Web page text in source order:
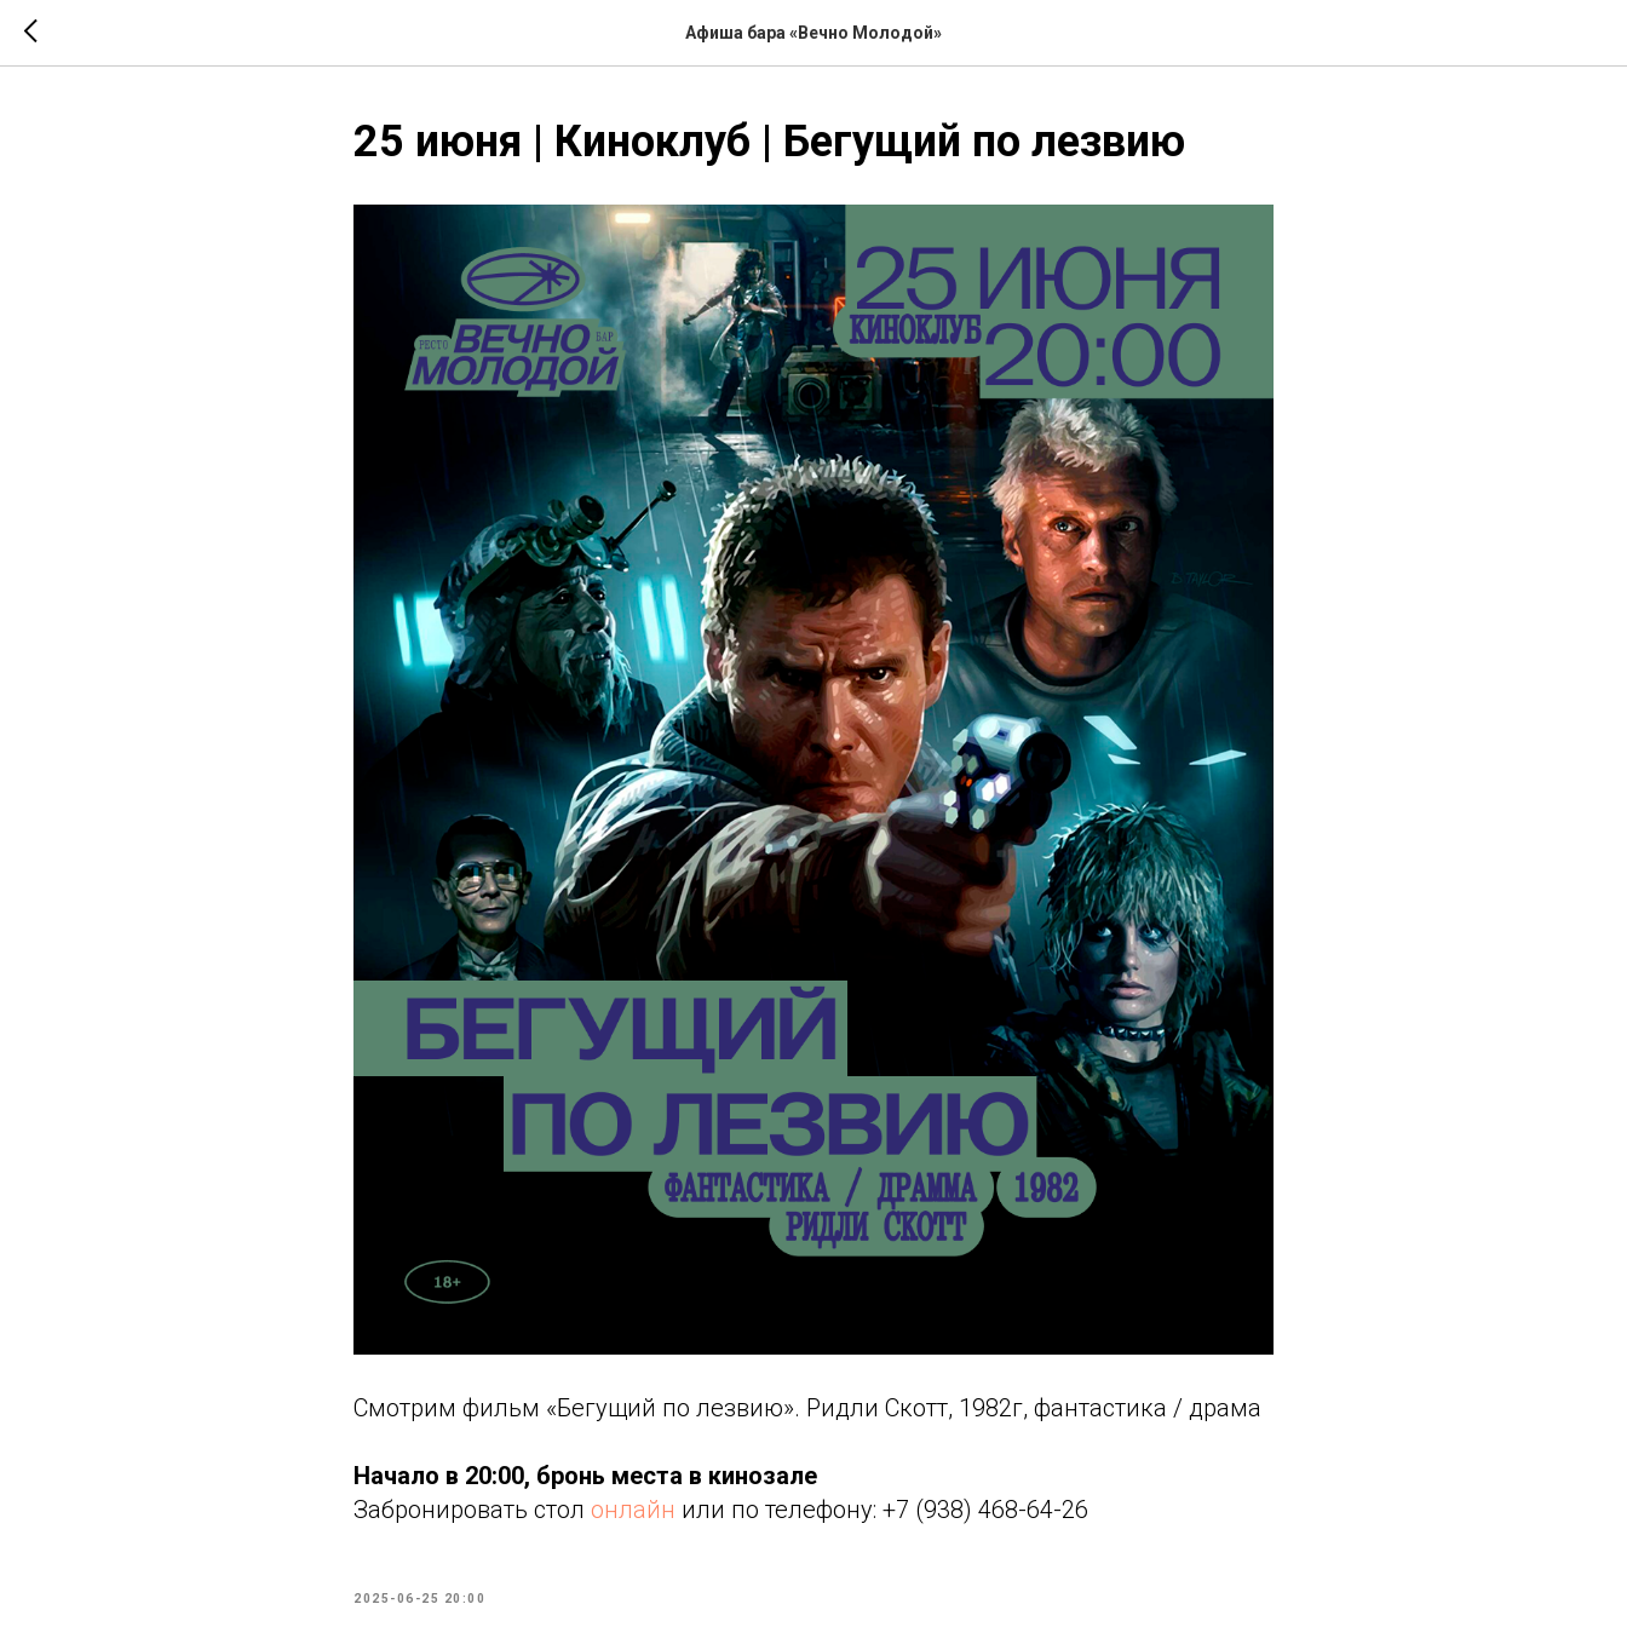
Афиша бара «Вечно Молодой»
25 июня | Киноклуб | Бегущий по лезвию
Смотрим фильм «Бегущий по лезвию». Ридли Скотт, 1982г, фантастика / драма
Начало в 20:00, бронь места в кинозале
Забронировать стол онлайн или по телефону: +7 (938) 468-64-26
2025-06-25 20:00